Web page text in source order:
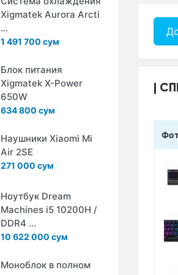
Xigmatek Aurora Arcti
...
1 491 700 сум
Блок питания
Xigmatek X-Power
650W
634 800 сум
Наушники Xiaomi Mi
Air 2SE
271 000 сум
Ноутбук Dream
Machines i5 10200H /
DDR4 ...
10 622 000 сум
Моноблок в полном